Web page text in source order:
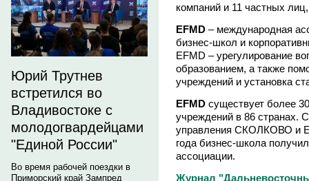
Юрий Трутнев
встретился во
Владивостоке с
молодогвардейцами
"Единой России"
Во время рабочей поездки в
Приморский край Зампред
компаний и 11 частных
EFMD – международная
бизнес-школ и
EFMD – урегулирование
образованием, а также
учреждений и установка
EFMD существует более
учреждений в 86 странах.
управления СКОЛКОВО и
года бизнес-школа
ассоциации.
Журнал